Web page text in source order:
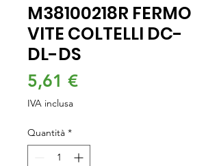
M38100218R FERMO
VITE COLTELLI DC-
DL-DS
5,61 €Prezzo
IVA inclusa
Quantità *